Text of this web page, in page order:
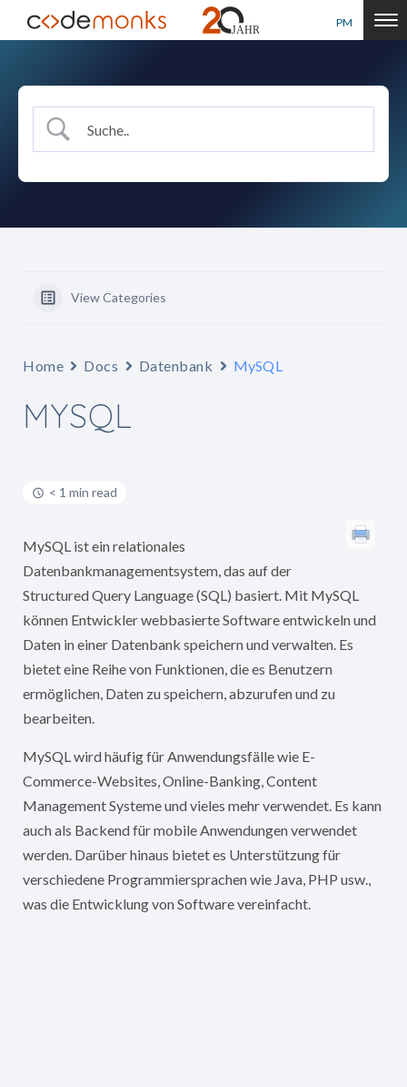
PM
View Categories
Home Docs Datenbank MySQL
MYSQL
< 1 min read
MySQL ist ein relationales
Datenbankmanagementsystem, das auf der
Structured Query Language (SQL) basiert. Mit MySQL
können Entwickler webbasierte Software entwickeln und
Daten in einer Datenbank speichern und verwalten. Es
bietet eine Reihe von Funktionen, die es Benutzern
ermöglichen, Daten zu speichern, abzurufen und zu
bearbeiten.
MySQL wird häufig für Anwendungsfälle wie E-
Commerce-Websites, Online-Banking, Content
Management Systeme und vieles mehr verwendet. Es kann
auch als Backend für mobile Anwendungen verwendet
werden. Darüber hinaus bietet es Unterstützung für
verschiedene Programmiersprachen wie Java, PHP usw.,
was die Entwicklung von Software vereinfacht.